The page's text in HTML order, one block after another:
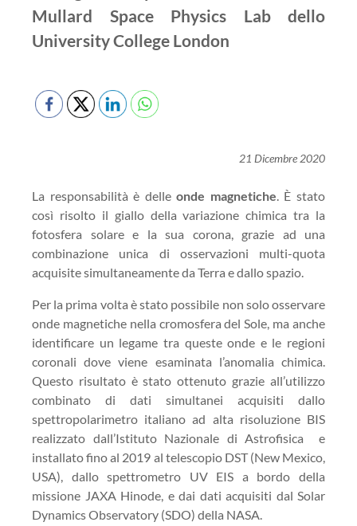
Mullard Space Physics Lab dello
University College London
21 Dicembre 2020
La responsabilità è delleonde magnetiche. È stato
così risolto il giallo della variazione chimica tra la
fotosfera solare e la sua corona, grazie ad una
combinazione unica di osservazioni multi-quota
acquisite simultaneamente da Terra e dallo spazio.
Per la prima volta è stato possibile non solo osservare
onde magnetiche nella cromosfera del Sole, ma anche
identificare un legame tra queste onde e le regioni
coronali dove viene esaminata l’anomalia chimica.
Questo risultato è stato ottenuto grazie all’utilizzo
combinato di dati simultanei acquisiti dallo
spettropolarimetro italiano ad alta risoluzione BIS
realizzato dall’Istituto Nazionale di Astrofisica e
installato fino al 2019 al telescopio DST (New Mexico,
USA), dallo spettrometro UV EIS a bordo della
missione JAXA Hinode, e dai dati acquisiti dal Solar
Dynamics Observatory (SDO) della NASA.